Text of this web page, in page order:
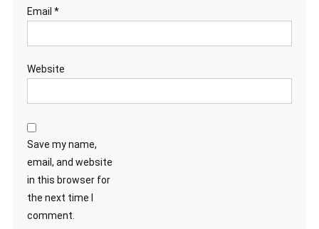
Email *
Website
Save my name,
email, and website
in this browser for
the next time I
comment.